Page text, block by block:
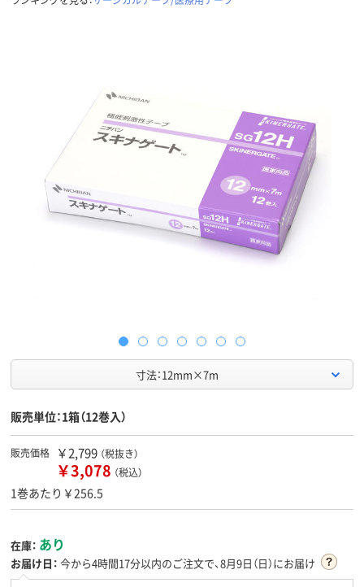
寸法：12mm×7m
販売単位：1箱（12巻入）
販売価格 ￥2,799 （税抜き）
￥3,078 （税込）
1巻あたり￥256.5
在庫： あり
お届け日： 今から4時間17分以内のご注文で、8月9日（日）にお届け